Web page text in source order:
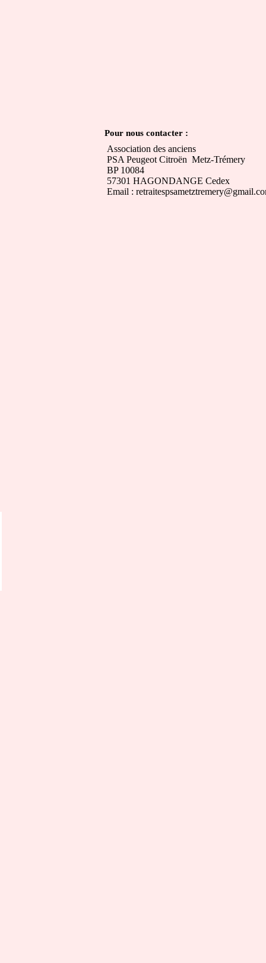
Pour nous contacter :
Association des anciens
PSA Peugeot Citroën Metz-Trémery
BP 10084
57301 HAGONDANGE Cedex
Email :